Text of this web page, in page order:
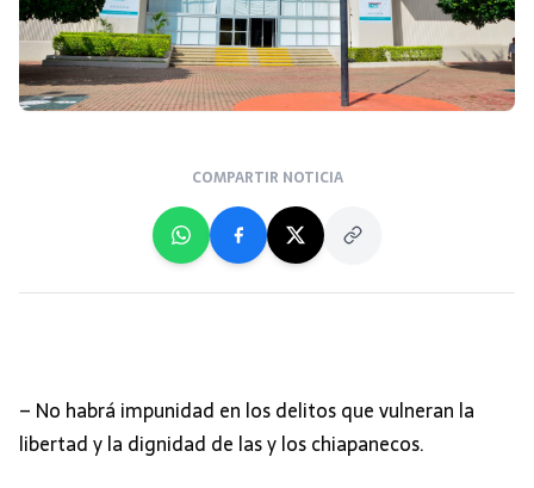
COMPARTIR NOTICIA
– No habrá impunidad en los delitos que vulneran la
libertad y la dignidad de las y los chiapanecos.